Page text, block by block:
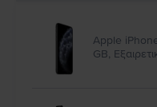
Apple
GB,